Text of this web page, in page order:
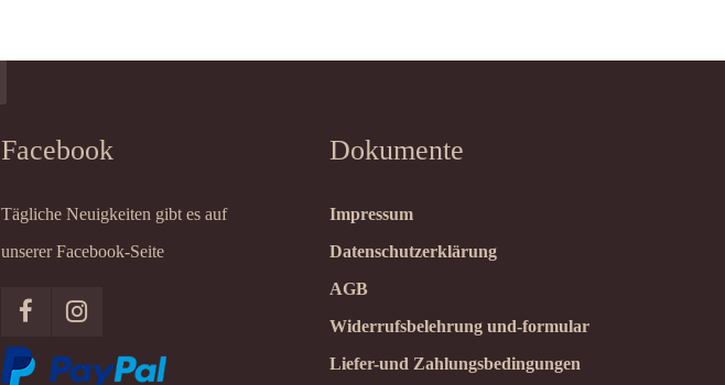
Facebook
Tägliche Neuigkeiten gibt es auf
unserer Facebook-Seite
Dokumente
Impressum
Datenschutzerklärung
AGB
Widerrufsbelehrung und-formular
Liefer-und Zahlungsbedingungen